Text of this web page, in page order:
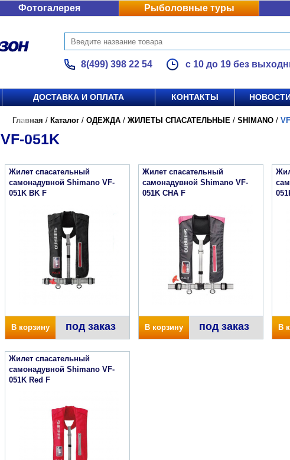
Фотогалерея Рыболовные туры
8(499) 398 22 54 с 10 до 19 без
ДОСТАВКА И ОПЛАТА КОНТАКТЫ
Главная / Каталог / ОДЕЖДА / ЖИЛЕТЫ СПАСАТЕЛЬНЫЕ / SHIMANO /
VF-051K
Жилет спасательный
самонадувной Shimano VF-
051K BK F
В корзину под заказ
Жилет спасательный
самонадувной Shimano VF-
051K CHA F
В корзину под заказ В
Жилет спасательный
самонадувной Shimano VF-
051K Red F